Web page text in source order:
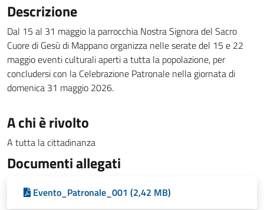
Descrizione
Dal 15 al 31 maggio la parrocchia Nostra Signora del Sacro
Cuore di Gesù di Mappano organizza nelle serate del 15 e 22
maggio eventi culturali aperti a tutta la popolazione, per
concludersi con la Celebrazione Patronale nella giornata di
domenica 31 maggio 2026.
A chi è rivolto
A tutta la cittadinanza
Documenti allegati
Evento_Patronale_001 (2,42 MB)